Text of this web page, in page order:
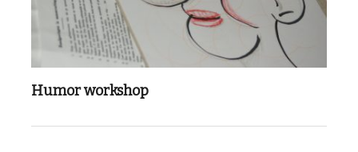
Humor workshop